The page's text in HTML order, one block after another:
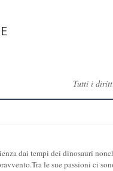
Tutti i
dai tempi dei dinosauri
le sue passioni ci